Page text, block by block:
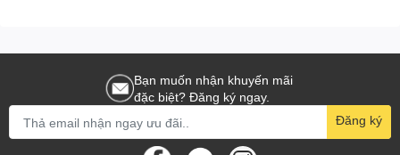
Bạn muốn nhận khuyến mãi
đặc biệt? Đăng ký ngay.
Đăng ký